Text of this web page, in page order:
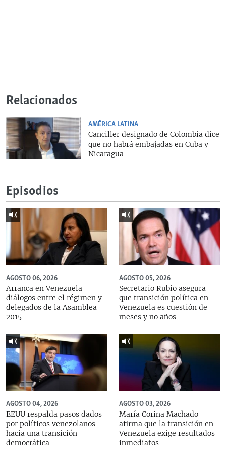
Relacionados
AMÉRICA LATINA
Canciller designado de Colombia dice
que no habrá embajadas en Cuba y
Nicaragua
Episodios
AGOSTO 06, 2026
Arranca en Venezuela
diálogos entre el régimen y
delegados de la Asamblea
2015
AGOSTO 05, 2026
Secretario Rubio asegura
que transición política en
Venezuela es cuestión de
meses y no años
AGOSTO 04, 2026
EEUU respalda pasos dados
por políticos venezolanos
hacia una transición
democrática
AGOSTO 03, 2026
María Corina Machado
afirma que la transición en
Venezuela exige resultados
inmediatos